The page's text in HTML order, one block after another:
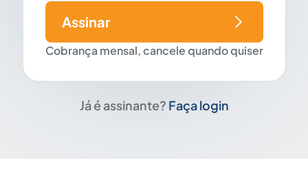
Cobrança mensal, cancele quando quiser
Assinar
Já é assinante? Faça login